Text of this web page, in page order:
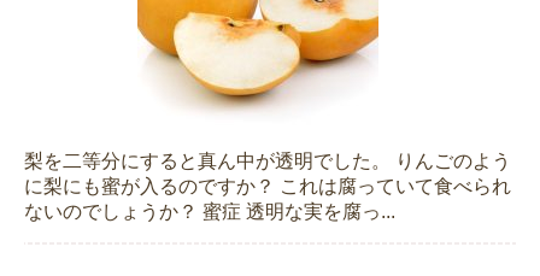
梨を二等分にすると真ん中が透明でした。 りんごのよう
に梨にも蜜が入るのですか？ これは腐っていて食べられ
ないのでしょうか？ 蜜症 透明な実を腐っ...